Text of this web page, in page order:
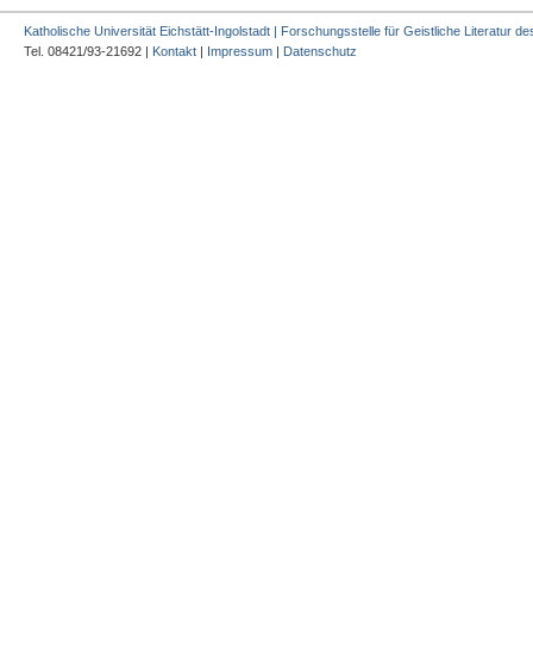
Katholische Universität Eichstätt-Ingolstadt | Forschungsstelle für Geistliche Literatur
Tel. 08421/93-21692 | Kontakt | Impressum | Datenschutz